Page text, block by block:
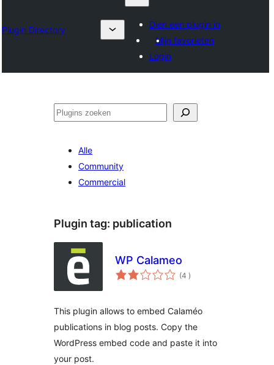
Plugin Directory
Dien een plugin in
Mijn favorieten
Login
Zoeken
Alle
Community
Commercial
Plugin tag: publication
WP Calameo
(4 aantal
beoordelingen
)
This plugin allows to embed Calaméo
publications in blog posts. Copy the
WordPress embed code and paste it into
your post.